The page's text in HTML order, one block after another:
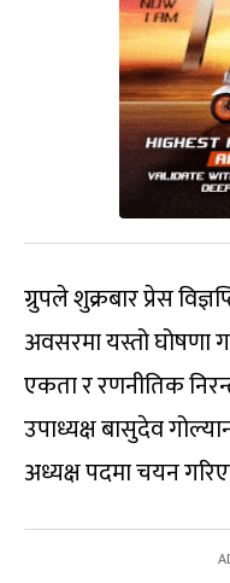
ग्रुपले शुक्रबार प्रेस
अवसरमा यस्तो घोषणा
एकता र रणनीतिक
उपाध्यक्ष बासुदेव
अध्यक्ष पदमा चयन